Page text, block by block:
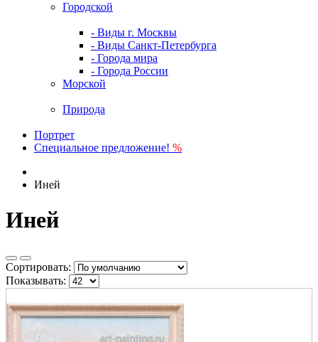
Городской
- Виды г. Москвы
- Виды Санкт-Петербурга
- Города мира
- Города России
Морской
Природа
Портрет
Специальное предложение! %
Иней
Иней
Сортировать:
Показывать: